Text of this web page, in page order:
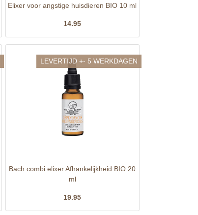
Elixer voor angstige huisdieren BIO 10 ml
14.95
LEVERTIJD +- 5 WERKDAGEN
Bach combi elixer Afhankelijkheid BIO 20
ml
19.95